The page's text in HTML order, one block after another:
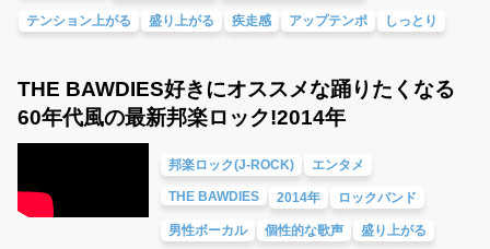
テンション上がる 盛り上がる 疾走感 アップテンポ しっとり
THE BAWDIES好きにオススメな踊りたくなる
60年代風の最新邦楽ロック!2014年
邦楽ロック(J-ROCK) エンタメ
THE BAWDIES 2014年 ロックバンド
男性ボーカル 個性的な歌声 盛り上がる